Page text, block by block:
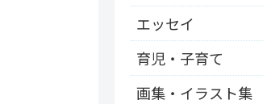
エッセイ
育児・子育て
画集・イラスト集